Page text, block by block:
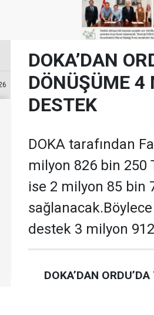
DOKA’DAN
DÖNÜŞÜME 4
DESTEK
DOKA tarafından
milyon 826 bin 250
ise 2 milyon 85 bin
destek 3 milyon
DOKA’DAN